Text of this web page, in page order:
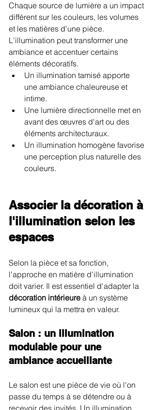
Chaque source de lumière a un impact
différent sur les couleurs, les volumes
et les matières d'une pièce.
L'illumination peut transformer une
ambiance et accentuer certains
éléments décoratifs.
Un illumination tamisé apporte
une ambiance chaleureuse et
intime.
Une lumière directionnelle met en
avant des œuvres d'art ou des
éléments architecturaux.
Un illumination homogène favorise
une perception plus naturelle des
couleurs.
Associer la décoration à
l'illumination selon les
espaces
Selon la pièce et sa fonction,
l'approche en matière d'illumination
doit varier. Il est essentiel d'adapter la
décoration intérieure à un système
lumineux qui la mettra en valeur.
Salon : un illumination
modulable pour une
ambiance accueillante
Le salon est une pièce de vie où l'on
passe du temps à se détendre ou à
recevoir des invités. Un illumination